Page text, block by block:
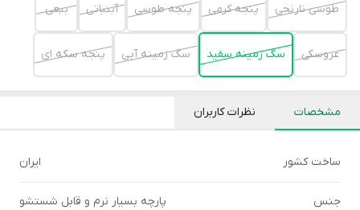
طوسی نارنجی پنجه کرمی پنجه طوسی آبنباتی ببعی
عروسکی سگ زمینه سفید سگ زمینه آبی پنجه سکه ای
مشخصات نظرات کاربران
ساخت کشور ایران
جنس پارچه بسیار نرم و قابل شستشو